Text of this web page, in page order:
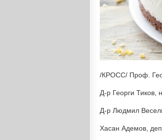
/КРОСС/ Проф.
Д-р Георги
Д-р Людмил
Хасан Адемов,